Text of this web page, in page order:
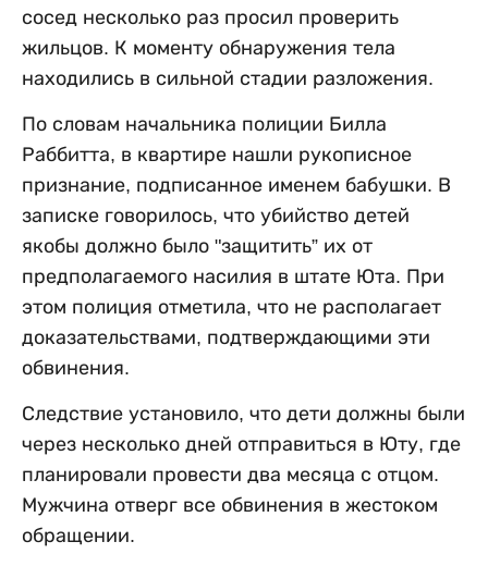
сосед несколько раз просил проверить
жильцов. К моменту обнаружения тела
находились в сильной стадии разложения.
По словам начальника полиции Билла
Раббитта, в квартире нашли рукописное
признание, подписанное именем бабушки. В
записке говорилось, что убийство детей
якобы должно было "защитить” их от
предполагаемого насилия в штате Юта. При
этом полиция отметила, что не располагает
доказательствами, подтверждающими эти
обвинения.
Следствие установило, что дети должны были
через несколько дней отправиться в Юту, где
планировали провести два месяца с отцом.
Мужчина отверг все обвинения в жестоком
обращении.